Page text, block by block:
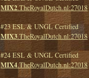
MIX2.TheRoyalDutch.nl:27018
#23 ESL & UNGL Certified
MIX3.TheRoyalDutch.nl:27018
#24 ESL & UNGL Certified
MIX4.TheRoyalDutch.nl:27018